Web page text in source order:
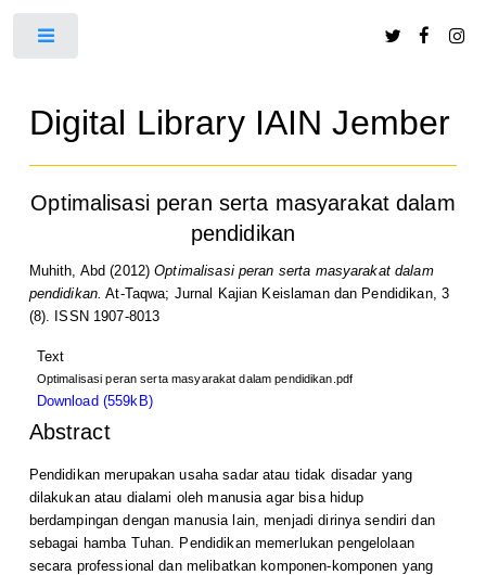
Digital Library IAIN Jember
Optimalisasi peran serta masyarakat dalam
pendidikan
Muhith, Abd (2012)Optimalisasi peran serta masyarakat dalam
pendidikan. At-Taqwa; Jurnal Kajian Keislaman dan Pendidikan, 3
(8). ISSN 1907-8013
Text
Optimalisasi peran serta masyarakat dalam pendidikan.pdf
Download (559kB)
Abstract
Pendidikan merupakan usaha sadar atau tidak disadar yang
dilakukan atau dialami oleh manusia agar bisa hidup
berdampingan dengan manusia lain, menjadi dirinya sendiri dan
sebagai hamba Tuhan. Pendidikan memerlukan pengelolaan
secara professional dan melibatkan komponen-komponen yang